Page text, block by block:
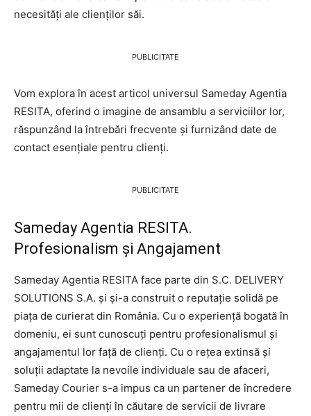
necesități ale clienților săi.
PUBLICITATE
Vom explora în acest articol universul Sameday Agentia
RESITA, oferind o imagine de ansamblu a serviciilor lor,
răspunzând la întrebări frecvente și furnizând date de
contact esențiale pentru clienți.
PUBLICITATE
Sameday Agentia RESITA.
Profesionalism și Angajament
Sameday Agentia RESITA face parte din S.C. DELIVERY
SOLUTIONS S.A. și și-a construit o reputație solidă pe
piața de curierat din România. Cu o experiență bogată în
domeniu, ei sunt cunoscuți pentru profesionalismul și
angajamentul lor față de clienți. Cu o rețea extinsă și
soluții adaptate la nevoile individuale sau de afaceri,
Sameday Courier s-a impus ca un partener de încredere
pentru mii de clienți în căutare de servicii de livrare